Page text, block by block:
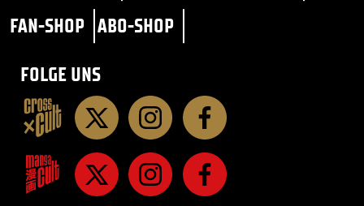
FAN-SHOP ABO-SHOP
FOLGE UNS